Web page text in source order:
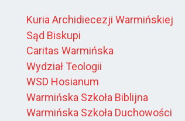
Kuria Archidiecezji Warmińskiej
Sąd Biskupi
Caritas Warmińska
Wydział Teologii
WSD Hosianum
Warmińska Szkoła Biblijna
Warmińska Szkoła Duchowości